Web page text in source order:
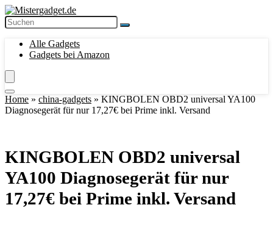
Alle Gadgets
Gadgets bei Amazon
Home » china-gadgets » KINGBOLEN OBD2 universal YA100
Diagnosegerät für nur 17,27€ bei Prime inkl. Versand
KINGBOLEN OBD2 universal
YA100 Diagnosegerät für nur
17,27€ bei Prime inkl. Versand